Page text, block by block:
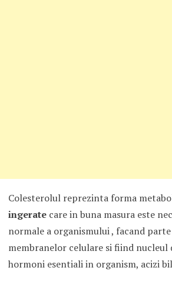
Colesterolul reprezinta forma
ingeratecare in buna masura este
normale a organismului , facand
membranelor celulare si fiind nucleul
hormoni esentiali in organism, acizi